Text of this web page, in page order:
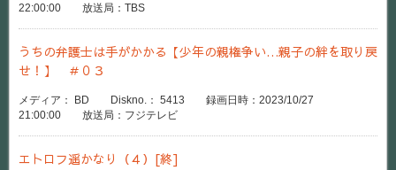
22:00:00 放送局：TBS
うちの弁護士は手がかかる【少年の親権争い…親子の絆を取り戻
せ！】 ＃０３
メディア： BD Diskno.： 5413 録画日時：2023/10/27
21:00:00 放送局：フジテレビ
エトロフ遥かなり（４）[終]